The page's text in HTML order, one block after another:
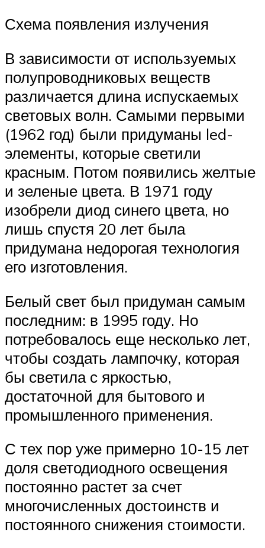
Схема появления излучения
В зависимости от используемых
полупроводниковых веществ
различается длина испускаемых
световых волн. Самыми первыми
(1962 год) были придуманы led-
элементы, которые светили
красным. Потом появились желтые
и зеленые цвета. В 1971 году
изобрели диод синего цвета, но
лишь спустя 20 лет была
придумана недорогая технология
его изготовления.
Белый свет был придуман самым
последним: в 1995 году. Но
потребовалось еще несколько лет,
чтобы создать лампочку, которая
бы светила с яркостью,
достаточной для бытового и
промышленного применения.
С тех пор уже примерно 10-15 лет
доля светодиодного освещения
постоянно растет за счет
многочисленных достоинств и
постоянного снижения стоимости.